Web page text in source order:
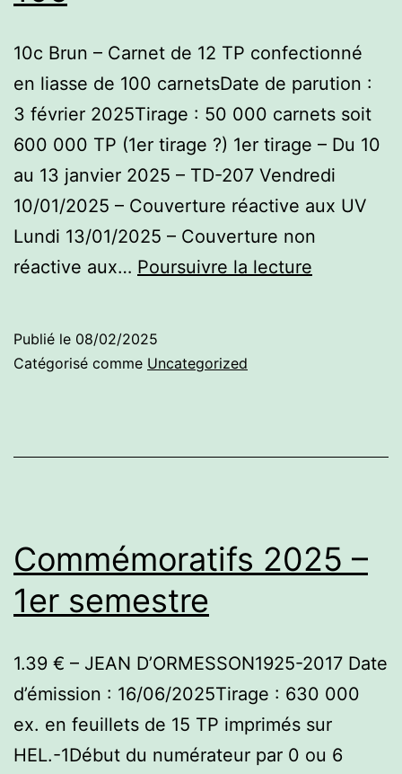
10c Brun – Carnet de 12 TP confectionné
en liasse de 100 carnetsDate de parution :
3 février 2025Tirage : 50 000 carnets soit
600 000 TP (1er tirage ?) 1er tirage – Du 10
au 13 janvier 2025 – TD-207 Vendredi
10/01/2025 – Couverture réactive aux UV
Lundi 13/01/2025 – Couverture non
réactive aux… Poursuivre la lecture
Publié le 08/02/2025
Catégorisé comme Uncategorized
Commémoratifs 2025 –
1er semestre
1.39 € – JEAN D’ORMESSON1925-2017 Date
d’émission : 16/06/2025Tirage : 630 000
ex. en feuillets de 15 TP imprimés sur
HEL.-1Début du numérateur par 0 ou 6